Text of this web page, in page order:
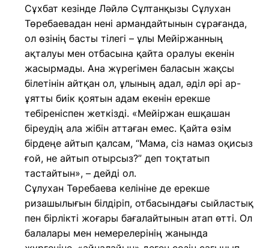
Сұхбат кезінде Ләйлә Сұлтанқызы Сұлухан
Төребаевадан нені армандайтынын сұрағанда,
ол өзінің басты тілегі – ұлы Мейіржанның
ақталуы мен отбасына қайта оралуы екенін
жасырмады. Ана жүрегімен баласын жақсы
білетінін айтқан ол, ұлының адал, әділ әрі ар-
ұятты биік қоятын адам екенін ерекше
тебіреніспен жеткізді. «Мейіржан ешқашан
біреудің ала жібін аттаған емес. Қайта өзім
бірдеңе айтып қалсам, “Мама, сіз намаз оқисыз
ғой, не айтып отырсыз?” деп тоқтатып
тастайтын», – дейді ол.
Сұлухан Төребаева келініне де ерекше
ризашылығын білдіріп, отбасындағы сыйластық
пен бірлікті жоғары бағалайтынын атап өтті. Ол
балалары мен немерелерінің жанында